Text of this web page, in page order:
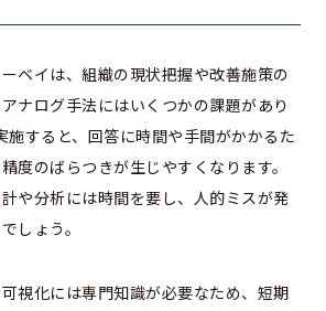
ベイは、組織の現状把握や改善施策の
ナログ手法にはいくつかの課題があり
施すると、回答に時間や手間がかかるた
度のばらつきが生じやすくなります。
や分析には時間を要し、人的ミスが発
しょう。
視化には専門知識が必要なため、短期